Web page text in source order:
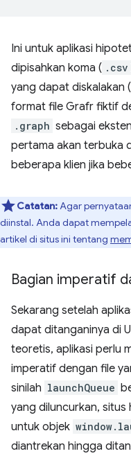
Ini untuk aplikasi
dipisahkan koma ( .csv
yang dapat diskalakan (
format file Grafr fiktif
.graph sebagai
pertama akan terbuka
beberapa klien jika
Catatan:Agar
diinstal. Anda dapat
artikel di situs ini tentang
Bagian imperatif
Sekarang setelah
dapat ditanganinya di
teoretis, aplikasi perlu
imperatif dengan file
sinilah launchQueue
yang diluncurkan, situs
untuk objek
diantrekan hingga